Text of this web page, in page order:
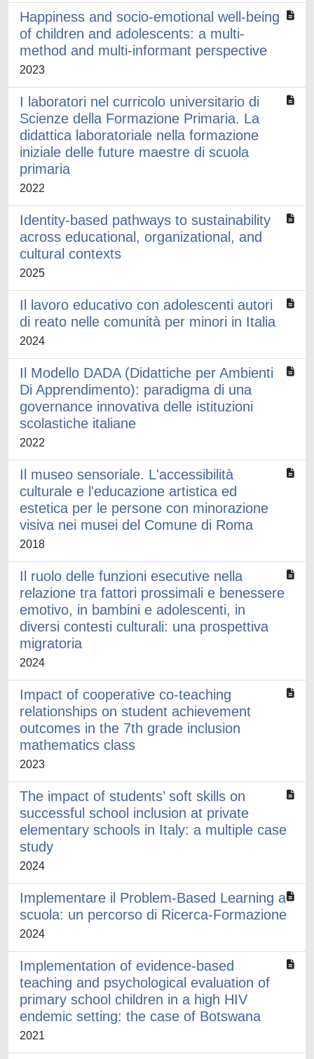
Happiness and socio-emotional well-being
of children and adolescents: a multi-
method and multi-informant perspective
2023
I laboratori nel curricolo universitario di
Scienze della Formazione Primaria. La
didattica laboratoriale nella formazione
iniziale delle future maestre di scuola
primaria
2022
Identity-based pathways to sustainability
across educational, organizational, and
cultural contexts
2025
Il lavoro educativo con adolescenti autori
di reato nelle comunità per minori in Italia
2024
Il Modello DADA (Didattiche per Ambienti
Di Apprendimento): paradigma di una
governance innovativa delle istituzioni
scolastiche italiane
2022
Il museo sensoriale. L'accessibilità
culturale e l'educazione artistica ed
estetica per le persone con minorazione
visiva nei musei del Comune di Roma
2018
Il ruolo delle funzioni esecutive nella
relazione tra fattori prossimali e benessere
emotivo, in bambini e adolescenti, in
diversi contesti culturali: una prospettiva
migratoria
2024
Impact of cooperative co-teaching
relationships on student achievement
outcomes in the 7th grade inclusion
mathematics class
2023
The impact of students’ soft skills on
successful school inclusion at private
elementary schools in Italy: a multiple case
study
2024
Implementare il Problem-Based Learning a
scuola: un percorso di Ricerca-Formazione
2024
Implementation of evidence-based
teaching and psychological evaluation of
primary school children in a high HIV
endemic setting: the case of Botswana
2021